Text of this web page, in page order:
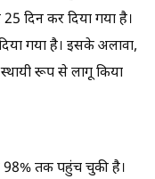
दिन कर दिया गया है।
गया है। इसके अलावा,
रूप से लागू किया
तक पहुंच चुकी है।